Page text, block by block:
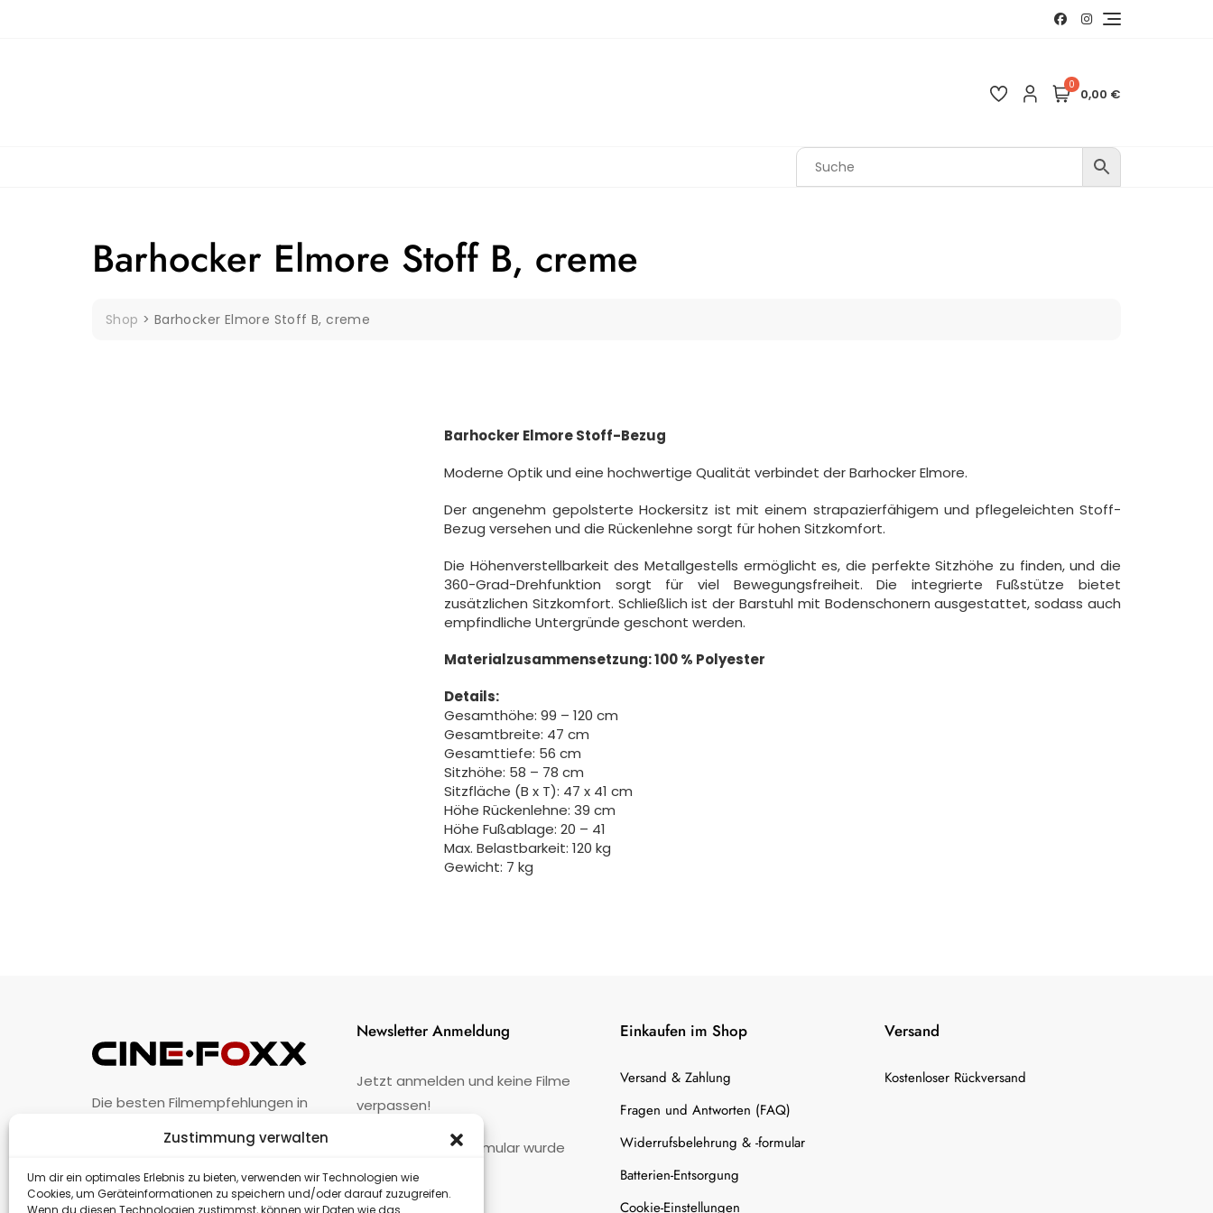
Zustimmung verwalten
Um dir ein optimales Erlebnis zu bieten, verwenden wir Technologien wie
Cookies, um Geräteinformationen zu speichern und/oder darauf zuzugreifen.
Wenn du diesen Technologien zustimmst, können wir Daten wie das
0
0,00 €
Barhocker Elmore Stoff B, creme
Shop > Barhocker Elmore Stoff B, creme
Barhocker Elmore Stoff-Bezug
Moderne Optik und eine hochwertige Qualität verbindet der Barhocker Elmore.
Der angenehm gepolsterte Hockersitz ist mit einem strapazierfähigem und pflegeleichten Stoff-
Bezug versehen und die Rückenlehne sorgt für hohen Sitzkomfort.
Die Höhenverstellbarkeit des Metallgestells ermöglicht es, die perfekte Sitzhöhe zu finden, und die
360-Grad-Drehfunktion sorgt für viel Bewegungsfreiheit. Die integrierte Fußstütze bietet
zusätzlichen Sitzkomfort. Schließlich ist der Barstuhl mit Bodenschonern ausgestattet, sodass auch
empfindliche Untergründe geschont werden.
Materialzusammensetzung: 100 % Polyester
Details:
Gesamthöhe: 99 – 120 cm
Gesamtbreite: 47 cm
Gesamttiefe: 56 cm
Sitzhöhe: 58 – 78 cm
Sitzfläche (B x T): 47 x 41 cm
Höhe Rückenlehne: 39 cm
Höhe Fußablage: 20 – 41
Max. Belastbarkeit: 120 kg
Gewicht: 7 kg
Die besten Filmempfehlungen in
Unternehmen · Impressum · Kontakt
Newsletter Anmeldung
Jetzt anmelden und keine Filme
verpassen!
Kontaktformular wurde
nicht gefunden.
Einkaufen im Shop
Versand & Zahlung
Fragen und Antworten (FAQ)
Widerrufsbelehrung & -formular
Batterien-Entsorgung
Cookie-Einstellungen
Versand
Kostenloser Rückversand